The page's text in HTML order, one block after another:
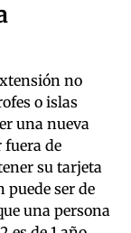
no
o islas
una nueva
fuera de
su tarjeta
ser de
una persona